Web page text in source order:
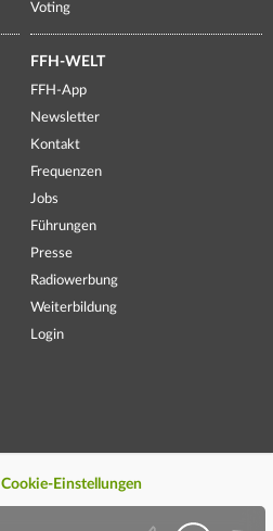
Voting
FFH-WELT
FFH-App
Newsletter
Kontakt
Frequenzen
Jobs
Führungen
Presse
Radiowerbung
Weiterbildung
Login
Cookie-Einstellungen